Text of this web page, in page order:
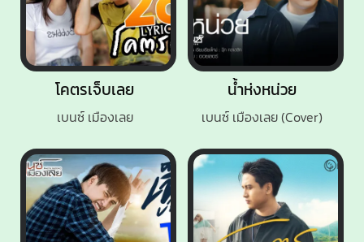
โคตรเจ็บเลย
เบนซ์ เมืองเลย
น้ำห่งหน่วย
เบนซ์ เมืองเลย (Cover)